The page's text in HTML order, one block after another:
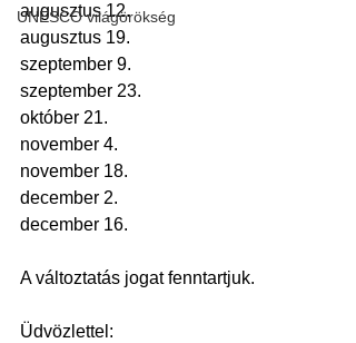
UNESCO világörökség
augusztus 12.
augusztus 19.
szeptember 9.
szeptember 23.
október 21.
november 4.
november 18.
december 2.
december 16.
A változtatás jogat fenntartjuk.
Üdvözlettel: